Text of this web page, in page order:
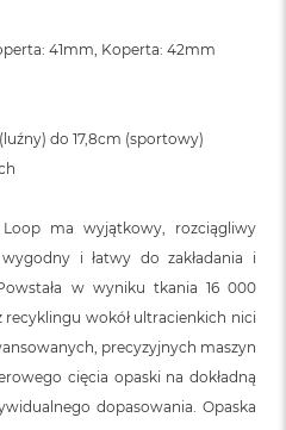
41mm, Koperta: 42mm
(luźny) do 17,8cm (sportowy)
ma wyjątkowy, rozciągliwy
i łatwy do zakładania i
w wyniku tkania 16 000
recyklingu wokół ultracienkich nici
precyzyjnych maszyn
cięcia opaski na dokładną
dopasowania. Opaska